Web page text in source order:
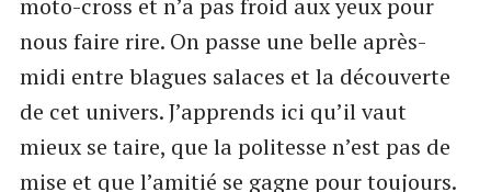
nous faire rire. On passe une belle après-
midi entre blagues salaces et la découverte
de cet univers. J’apprends ici qu’il vaut
mieux se taire, que la politesse n’est pas de
mise et que l’amitié se gagne pour toujours.